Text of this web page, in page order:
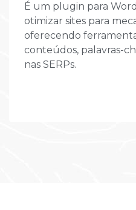
É um plugin para
otimizar sites para
oferecendo
conteúdos, palavras-
nas SERPs.